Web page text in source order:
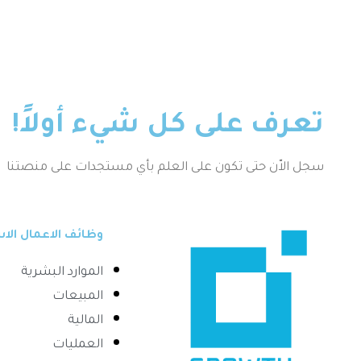
تعرف على كل شيء أولاً!
سجل الاّن حتى تكون على العلم بأي مستجدات على منصتنا
وظائف الاعمال
الموارد البشرية
المبيعات
المالية
العمليات